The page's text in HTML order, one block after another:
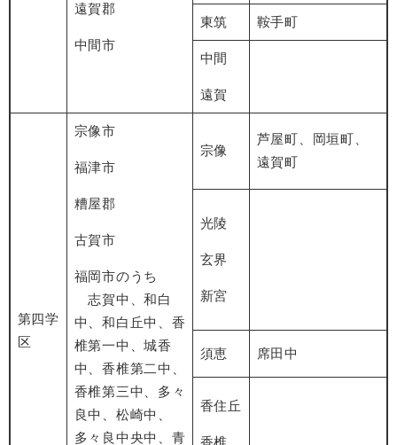
遠賀郡
中間市
東筑 鞍手町
中間
遠賀
第四学
区
宗像市
福津市
糟屋郡
古賀市
福岡市のうち
志賀中、和白
中、和白丘中、香
椎第一中、城香
中、香椎第二中、
香椎第三中、多々
良中、松崎中、
多々良中央中、青
宗像
芦屋町、岡垣町、
遠賀町
光陵
玄界
新宮
須恵 席田中
香住丘
香椎